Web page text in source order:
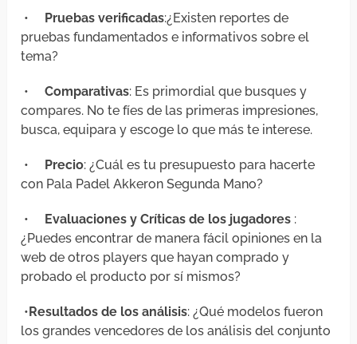
• Pruebas verificadas:¿Existen reportes de
pruebas fundamentados e informativos sobre el
tema?
•Comparativas: Es primordial que busques y
compares. No te fíes de las primeras impresiones,
busca, equipara y escoge lo que más te interese.
• Precio: ¿Cuál es tu presupuesto para hacerte
con Pala Padel Akkeron Segunda Mano?
• Evaluaciones y Críticas de los jugadores :
¿Puedes encontrar de manera fácil opiniones en la
web de otros players que hayan comprado y
probado el producto por sí mismos?
• Resultados de los análisis: ¿Qué modelos fueron
los grandes vencedores de los análisis del conjunto